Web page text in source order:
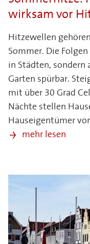
wirksam vor
Hitzewellen
Sommer. Die
in Städten, sondern
Garten spürbar.
mit über 30 Grad
Nächte stellen
Hauseigentümer
mehr lesen